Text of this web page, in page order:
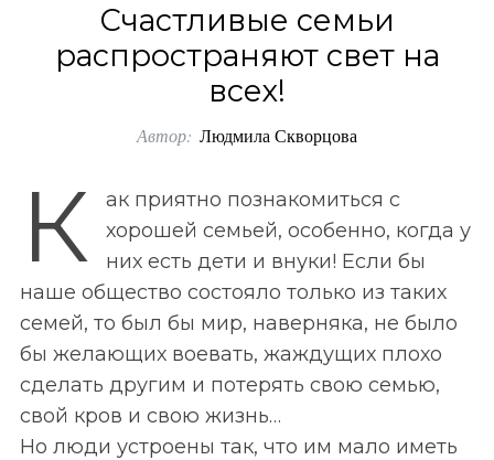
r
Счастливые семьи
распространяют свет на
всех!
Автор: Людмила Скворцова
К
ак приятно познакомиться с
хорошей семьей, особенно, когда у
них есть дети и внуки! Если бы
наше общество состояло только из таких
семей, то был бы мир, наверняка, не было
бы желающих воевать, жаждущих плохо
сделать другим и потерять свою семью,
свой кров и свою жизнь…
Но люди устроены так, что им мало иметь